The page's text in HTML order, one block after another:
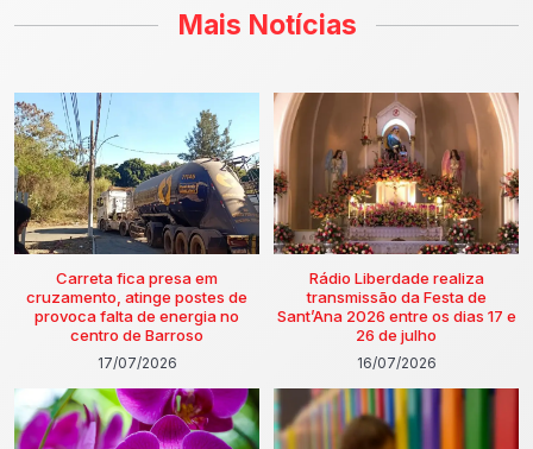
Mais Notícias
Carreta fica presa em
cruzamento, atinge postes de
provoca falta de energia no
centro de Barroso
17/07/2026
Rádio Liberdade realiza
transmissão da Festa de
Sant’Ana 2026 entre os dias 17 e
26 de julho
16/07/2026